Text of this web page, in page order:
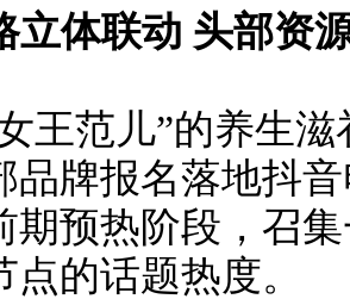
立体联动 头部资
王范儿”的养生
品牌报名落地抖
期预热阶段，召
的话题热度。